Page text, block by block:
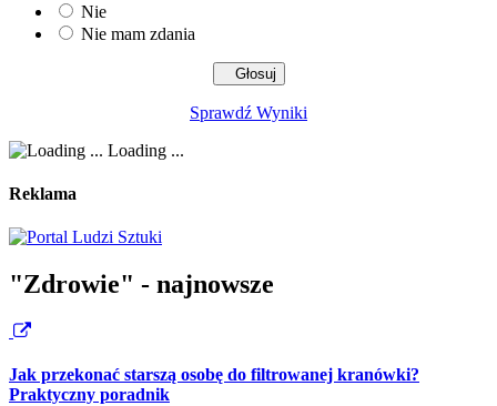
Nie
Nie mam zdania
Sprawdź Wyniki
Loading ...
Reklama
"Zdrowie" - najnowsze
Jak przekonać starszą osobę do filtrowanej kranówki?
Praktyczny poradnik